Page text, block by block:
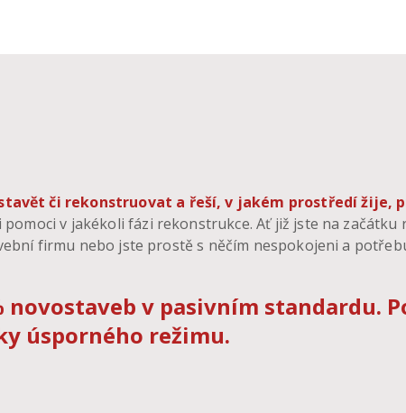
či rekonstruovat a řeší, v jakém prostředí žije,
v jakékoli fázi rekonstrukce. Ať již jste na začátku
firmu nebo jste prostě s něčím nespokojeni a
novostaveb v pasivním standardu.
úsporného režimu.